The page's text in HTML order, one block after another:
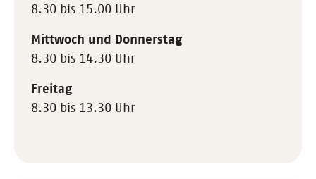
8.30 bis 15.00 Uhr
Mittwoch und Donnerstag
8.30 bis 14.30 Uhr
Freitag
8.30 bis 13.30 Uhr